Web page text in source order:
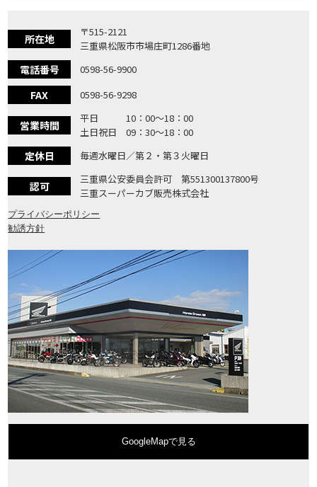
所在地
〒515-2121
三重県松阪市市場庄町1286番地
電話番号 0598-56-9900
FAX 0598-56-9298
営業時間
平日 10：00〜18：00
土日祝日 09：30〜18：00
定休日 毎週水曜日／第２・第３火曜日
認可
三重県公安委員会許可 第551300137800号
三重スーパーカブ販売株式会社
プライバシーポリシー
勧誘方針
GoogleMapで見る